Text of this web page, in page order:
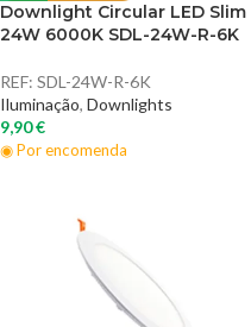
Downlight Circular LED Slim
24W 6000K SDL-24W-R-6K
REF: SDL-24W-R-6K
Iluminação, Downlights
9,90€
◉ Por encomenda